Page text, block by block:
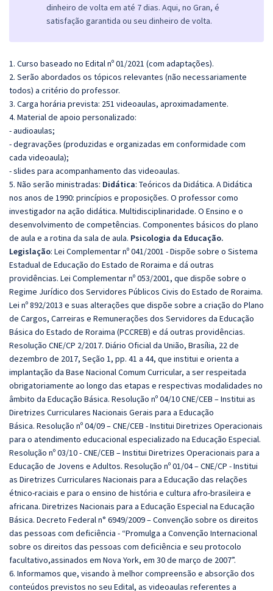
dinheiro de volta em até 7 dias. Aqui, no Gran, é
satisfação garantida ou seu dinheiro de volta.
1. Curso baseado no Edital nº 01/2021 (com adaptações).
2. Serão abordados os tópicos relevantes (não necessariamente
todos) a critério do professor.
3. Carga horária prevista: 251 videoaulas, aproximadamente.
4. Material de apoio personalizado:
- audioaulas;
- degravações (produzidas e organizadas em conformidade com
cada videoaula);
- slides para acompanhamento das videoaulas.
5. Não serão ministradas: Didática: Teóricos da Didática. A Didática
nos anos de 1990: princípios e proposições. O professor como
investigador na ação didática. Multidisciplinaridade. O Ensino e o
desenvolvimento de competências. Componentes básicos do plano
de aula e a rotina da sala de aula. Psicologia da Educação.
Legislação: Lei Complementar nº 041/2001 - Dispõe sobre o Sistema
Estadual de Educação do Estado de Roraima e dá outras
providências. Lei Complementar nº 053/2001, que dispõe sobre o
Regime Jurídico dos Servidores Públicos Civis do Estado de Roraima.
Lei nº 892/2013 e suas alterações que dispõe sobre a criação do Plano
de Cargos, Carreiras e Remunerações dos Servidores da Educação
Básica do Estado de Roraima (PCCREB) e dá outras providências.
Resolução CNE/CP 2/2017. Diário Oficial da União, Brasília, 22 de
dezembro de 2017, Seção 1, pp. 41 a 44, que institui e orienta a
implantação da Base Nacional Comum Curricular, a ser respeitada
obrigatoriamente ao longo das etapas e respectivas modalidades no
âmbito da Educação Básica. Resolução nº 04/10 CNE/CEB – Institui as
Diretrizes Curriculares Nacionais Gerais para a Educação
Básica. Resolução nº 04/09 – CNE/CEB - Institui Diretrizes Operacionais
para o atendimento educacional especializado na Educação Especial.
Resolução nº 03/10 - CNE/CEB – Institui Diretrizes Operacionais para a
Educação de Jovens e Adultos. Resolução nº 01/04 – CNE/CP - Institui
as Diretrizes Curriculares Nacionais para a Educação das relações
étnico-raciais e para o ensino de história e cultura afro-brasileira e
africana. Diretrizes Nacionais para a Educação Especial na Educação
Básica. Decreto Federal n° 6949/2009 – Convenção sobre os direitos
das pessoas com deficiência - “Promulga a Convenção Internacional
sobre os direitos das pessoas com deficiência e seu protocolo
facultativo,assinados em Nova York, em 30 de março de 2007”.
6. Informamos que, visando à melhor compreensão e absorção dos
conteúdos previstos no seu Edital, as videoaulas referentes a